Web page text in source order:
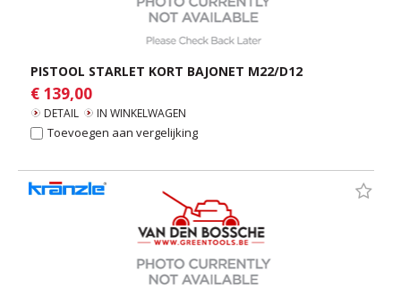
PISTOOL STARLET KORT BAJONET M22/D12
€ 139,00
DETAIL IN WINKELWAGEN
Toevoegen aan vergelijking